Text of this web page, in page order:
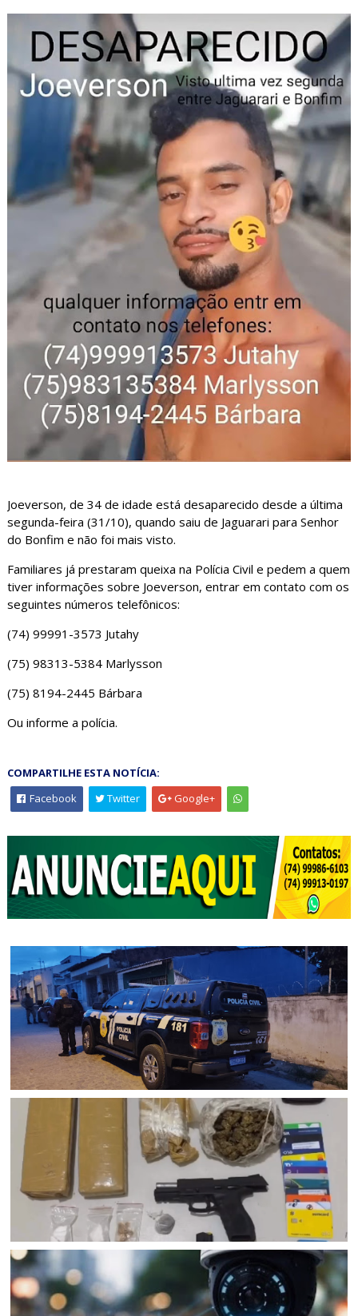
Joeverson, de 34 de idade está desaparecido desde a última
segunda-feira (31/10), quando saiu de Jaguarari para Senhor
do Bonfim e não foi mais visto.
Familiares já prestaram queixa na Polícia Civil e pedem a quem
tiver informações sobre Joeverson, entrar em contato com os
seguintes números telefônicos:
(74) 99991-3573 Jutahy
(75) 98313-5384 Marlysson
(75) 8194-2445 Bárbara
Ou informe a polícia.
COMPARTILHE ESTA NOTÍCIA:
Facebook
Twitter Google+
POLICIAL
Polícia Civil cumpre mandados de prisão contra esquema
criminoso de agiotagem que movimentou cerca de R$ 10
milhões em Senhor do Bonfim (BA); dois foram presos e
uma mulher é procurada
JUAZEIRO
Confronto na BR 235 resulta na morte de homem com
mandados de prisão em Juazeiro (BA); Rondesp